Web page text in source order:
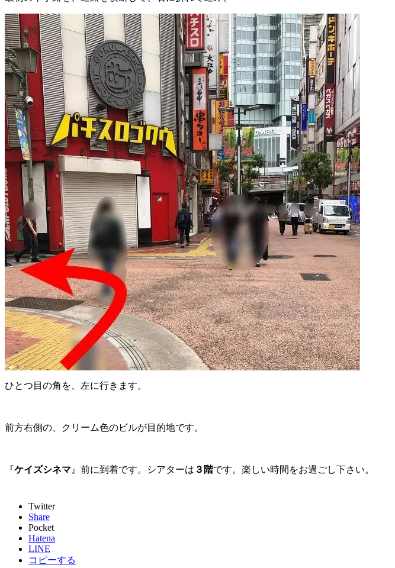
ひとつ目の角を、左に行きます。
前方右側の、クリーム色のビルが目的地です。
『ケイズシネマ 』前に到着です。シアターは ３階です。楽しい時間をお過ごし下さい。
Twitter
Share
Pocket
Hatena
LINE
コピーする